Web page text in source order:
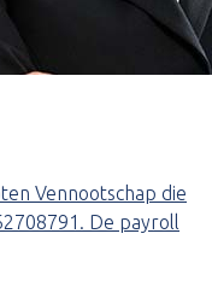
Vennootschap die
De payroll